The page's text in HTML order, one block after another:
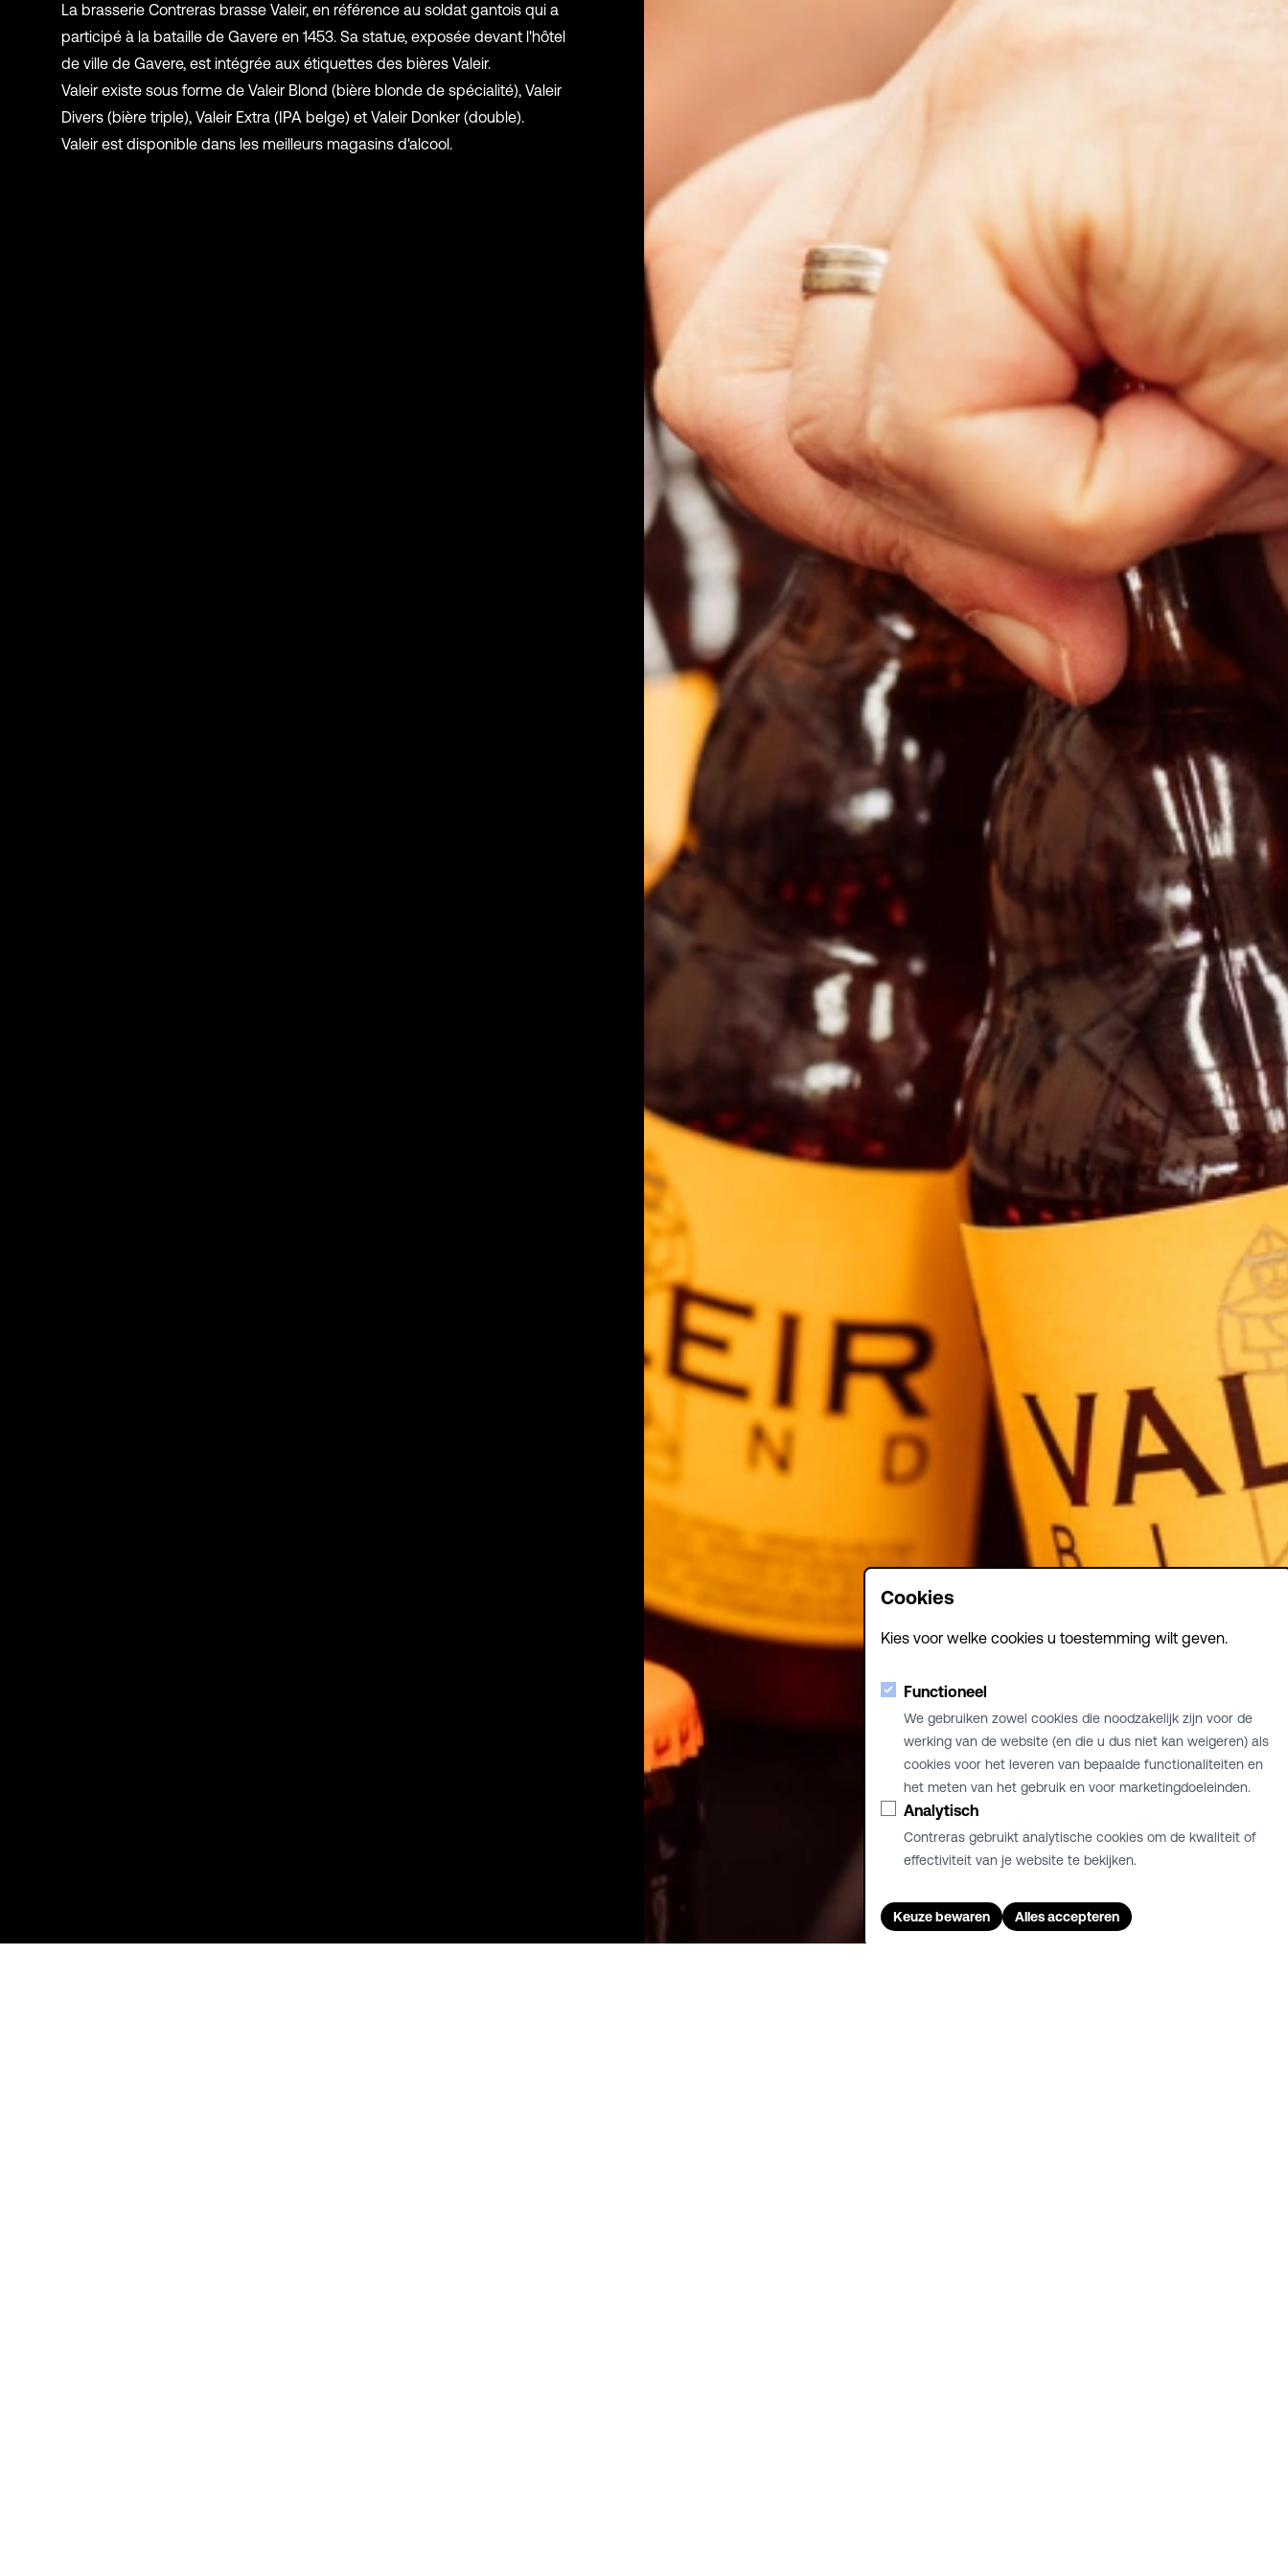
La brasserie Contreras brasse Valeir, en référence au soldat gantois qui a
participé à la bataille de Gavere en 1453. Sa statue, exposée devant l'hôtel
de ville de Gavere, est intégrée aux étiquettes des bières Valeir.
Valeir existe sous forme de Valeir Blond (bière blonde de spécialité), Valeir
Divers (bière triple), Valeir Extra (IPA belge) et Valeir Donker (double).
Valeir est disponible dans les meilleurs magasins d'alcool.
Cookies
Kies voor welke cookies u toestemming wilt geven.
Functioneel
We gebruiken zowel cookies die noodzakelijk zijn voor de
werking van de website (en die u dus niet kan weigeren) als
cookies voor het leveren van bepaalde functionaliteiten en
het meten van het gebruik en voor marketingdoeleinden.
Analytisch
Contreras gebruikt analytische cookies om de kwaliteit of
effectiviteit van je website te bekijken.
Keuze bewaren Alles accepteren